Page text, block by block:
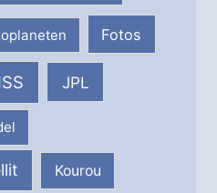
Fotos
JPL
Kourou